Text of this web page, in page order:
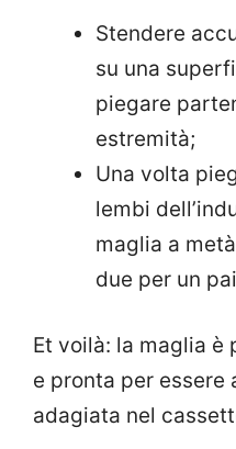
Stendere
su una
piegare
estremità;
Una volta
lembi
maglia a
due per un
Et voilà: la maglia
e pronta per essere
adagiata nel